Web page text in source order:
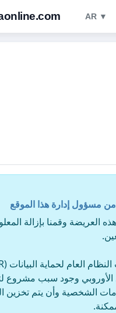
AR ▼
من مسؤول إدارة هذا الموقع
هذه العريضة وقمنا بإزالة
الأوروبي وجود سبب مشروع
الشخصية وأن يتم تخزين